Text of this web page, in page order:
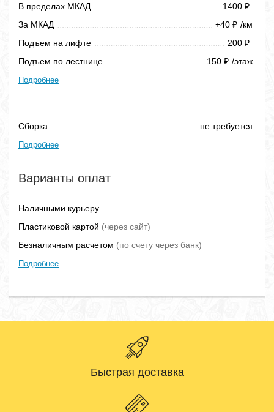
В пределах МКАД 1400 ₽
За МКАД +40 ₽ /км
Подъем на лифте
200 ₽
Подъем по лестнице 150 ₽ /этаж
Подробнее
Сборка не требуется
Подробнее
Варианты оплат
Наличными курьеру
Пластиковой картой (через сайт)
Безналичным расчетом (по счету через банк)
Подробнее
Быстрая доставка